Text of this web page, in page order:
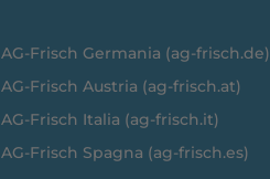
AG-Frisch Germania (ag-frisch.de)
AG-Frisch Austria (ag-frisch.at)
AG-Frisch Italia (ag-frisch.it)
AG-Frisch Spagna (ag-frisch.es)